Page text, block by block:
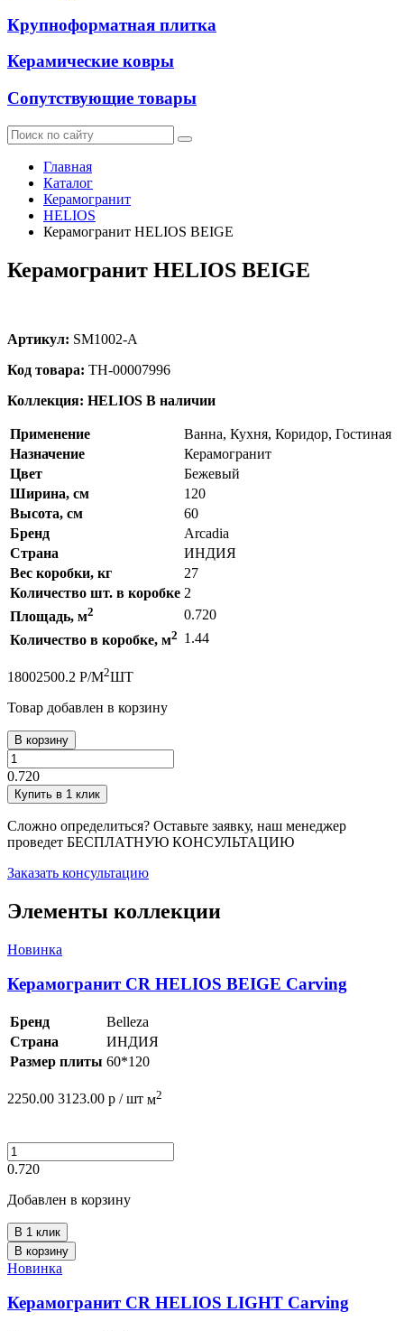
Крупноформатная плитка
Керамические ковры
Сопутствующие товары
Главная
Каталог
Керамогранит
HELIOS
Керамогранит HELIOS BEIGE
Керамогранит HELIOS BEIGE
Артикул: SM1002-A
Код товара: ТН-00007996
Коллекция: HELIOS В наличии
Применение
Ванна, Кухня, Коридор, Гостиная
Назначение
Керамогранит
Цвет
Бежевый
Ширина, см
120
Высота, см
60
Бренд
Arcadia
Страна
ИНДИЯ
Вес коробки, кг
27
Количество шт. в коробке 2
Площадь, м2
0.720
Количество в коробке, м2 1.44
18002500.2 Р/М2ШТ
Товар добавлен в корзину
В корзину
0.720
Купить в 1 клик
Сложно определиться? Оставьте заявку, наш менеджер
проведет БЕСПЛАТНУЮ КОНСУЛЬТАЦИЮ
Заказать консультацию
Элементы коллекции
Новинка
Керамогранит CR HELIOS BEIGE Carving
Бренд
Belleza
Страна
ИНДИЯ
Размер плиты 60*120
2250.00 3123.00 р / шт м2
0.720
Добавлен в корзину
В 1 клик
В корзину
Новинка
Керамогранит CR HELIOS LIGHT Carving